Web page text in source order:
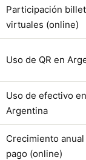
Participación
virtuales (online)
Uso de QR en
Uso de efectivo en
Argentina
Crecimiento anual
pago (online)